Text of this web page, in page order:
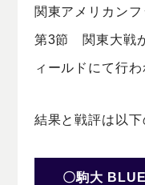
関東アメリカン
第3節 関東大戦
ィールドにて行わ
結果と戦評は以下
〇駒大